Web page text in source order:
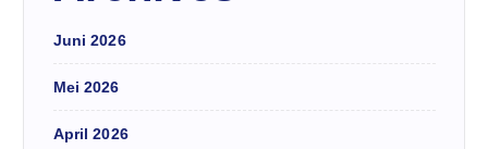
Juni 2026
Mei 2026
April 2026